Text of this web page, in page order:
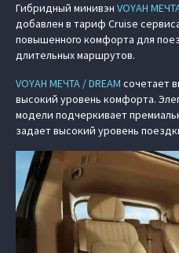
Гибридный минивэн VOYAH
добавлен в тариф Cruise
повышенного комфорта для
длительных маршрутов.
VOYAH МЕЧТА / DREAM сочетает
высокий уровень комфорта.
модели подчеркивает
задает высокий уровень